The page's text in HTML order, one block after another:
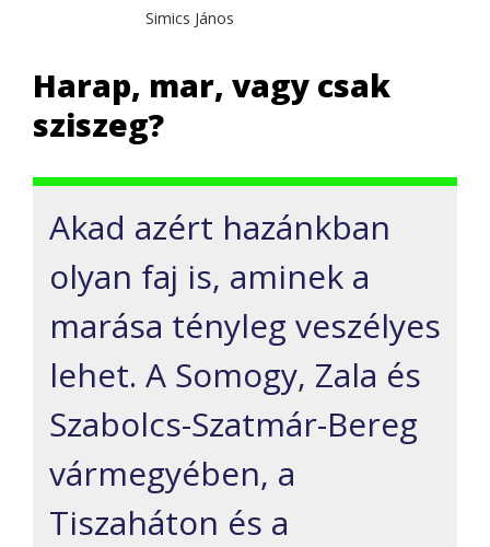
Simics János
Harap, mar, vagy csak
sziszeg?
Akad azért hazánkban
olyan faj is, aminek a
marása tényleg veszélyes
lehet. A Somogy, Zala és
Szabolcs-Szatmár-Bereg
vármegyében, a
Tiszaháton és a